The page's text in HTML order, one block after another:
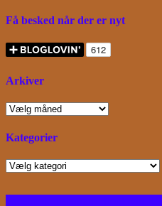
Få besked når der er nyt
Arkiver
Arkiver
Kategorier
Kategorier